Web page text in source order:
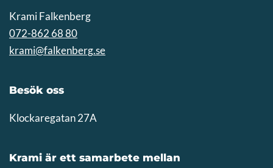
Krami Falkenberg
072-862 68 80
krami@falkenberg.se
Besök oss
Klockaregatan 27A
Krami är ett samarbete mellan